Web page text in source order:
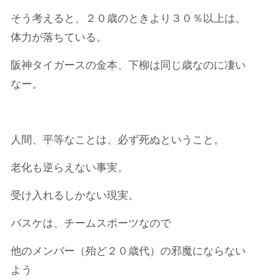
そう考えると、２０歳のときより３０％以上は、
体力が落ちている。
阪神タイガースの金本、下柳は同じ歳なのに凄い
なー。
人間、平等なことは、必ず死ぬということ。
老化も逆らえない事実。
受け入れるしかない現実。
バスケは、チームスポーツなので
他のメンバー（殆ど２０歳代）の邪魔にならない
よう